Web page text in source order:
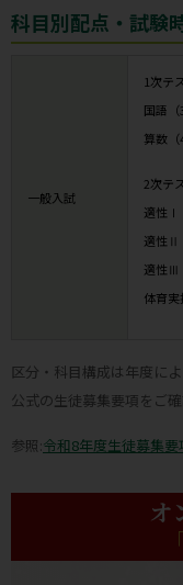
科目別配点・試験
一般入試
1次テ
国語（
算数（
2次テ
適性Ⅰ
適性Ⅱ
適性Ⅲ
体育実
区分・科目構成は年度に
公式の生徒募集要項をご確
参照:令和8年度生徒募集要
オ